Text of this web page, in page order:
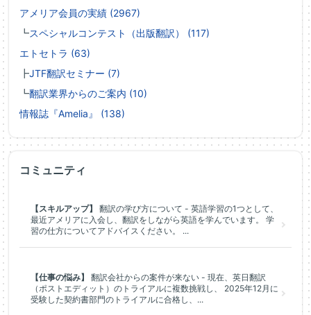
アメリア会員の実績 (2967)
┗スペシャルコンテスト（出版翻訳） (117)
エトセトラ (63)
┣JTF翻訳セミナー (7)
┗翻訳業界からのご案内 (10)
情報誌『Amelia』 (138)
コミュニティ
【スキルアップ】
翻訳の学び方について - 英語学習の1つとして、
最近アメリアに入会し、翻訳をしながら英語を学んでいます。 学
習の仕方についてアドバイスください。 ...
【仕事の悩み】
翻訳会社からの案件が来ない - 現在、英日翻訳
（ポストエディット）のトライアルに複数挑戦し、 2025年12月に
受験した契約書部門のトライアルに合格し、...